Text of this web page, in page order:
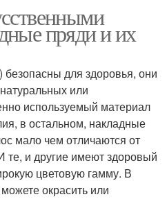
пряди и их
для здоровья, они
или
используемый материал
в остальном, накладные
мало чем отличаются от
те, и другие имеют здоровый
цветовую гамму. В
окрасить или